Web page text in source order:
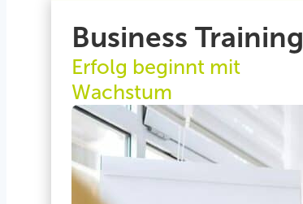
Business Training
Erfolg beginnt mit
Wachstum